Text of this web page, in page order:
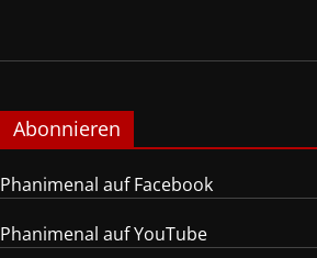
Abonnieren
Phanimenal auf Facebook
Phanimenal auf YouTube